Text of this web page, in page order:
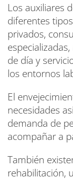
Los auxiliares
diferentes
privados,
de día y
los entornos
El
necesidades
demanda de
acompañar a
También
rehabilitación,